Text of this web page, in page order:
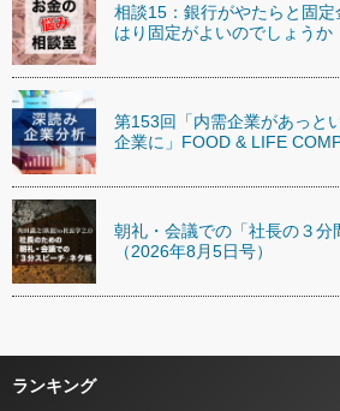
相談15：銀行がやたらと固
はり固定がよいのでしょうか
第153回「内需企業があっと
企業に」FOOD & LIFE
朝礼・会議での「社長の３分
（2026年8月5日号）
ランキング